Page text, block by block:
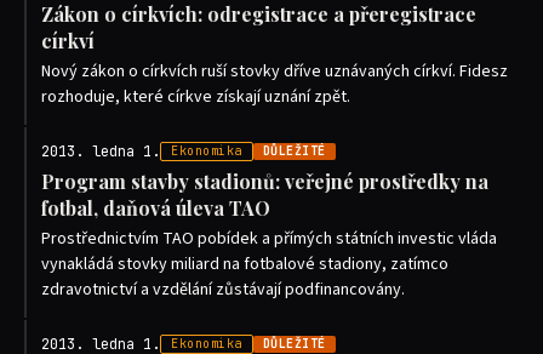
Zákon o církvích: odregistrace a přeregistrace
církví
Nový zákon o církvích ruší stovky dříve uznávaných církví. Fidesz
rozhoduje, které církve získají uznání zpět.
2013. ledna 1. Ekonomika DŮLEŽITÉ
Program stavby stadionů: veřejné prostředky na
fotbal, daňová úleva TAO
Prostřednictvím TAO pobídek a přímých státních investic vláda
vynakládá stovky miliard na fotbalové stadiony, zatímco
zdravotnictví a vzdělání zůstávají podfinancovány.
2013. ledna 1. Ekonomika DŮLEŽITÉ